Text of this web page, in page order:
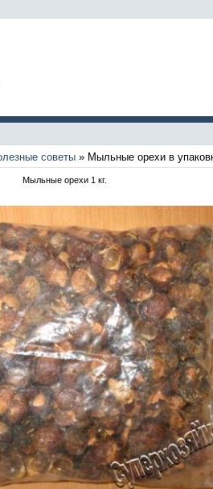
советы » Мыльные орехи в
Мыльные орехи 1 кг.